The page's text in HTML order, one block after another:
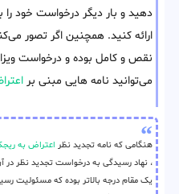
دهید و بار دیگر درخواست خود را
ارائه کنید. همچنین اگر تصور
نقص و کامل بوده و درخواست ویزا
می‌توانید نامه‌ هایی مبنی بر
هنگامی که نامه تجدید نظر اعتراض به
، نهاد رسیدگی به درخواست تجدید نظر
یک مقام درجه بالاتر بوده که مسئولیت